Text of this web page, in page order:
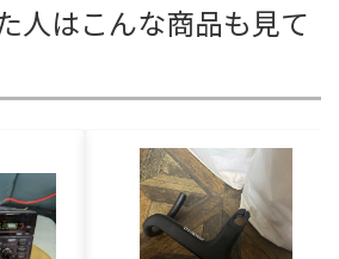
人はこんな商品も見て